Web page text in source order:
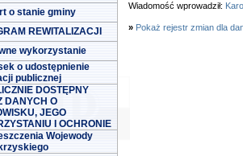
o stanie gminy
REWITALIZACJI
wykorzystanie
o udostępnienie
publicznej
DOSTĘPNY
DANYCH O
JEGO
I OCHRONIE
Wojewody
Wiadomość wprowadził:
» Pokaż rejestr zmian dla